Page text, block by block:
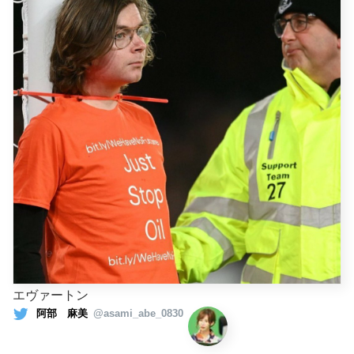
エヴァートン
阿部 麻美 @asami_abe_0830